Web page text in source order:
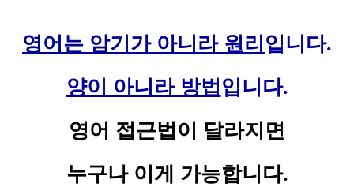
영어는 암기가 아니라 원리 입니다.
양이 아니라 방법입니다.
영어 접근법이 달라지면
누구나 이게 가능합니다.